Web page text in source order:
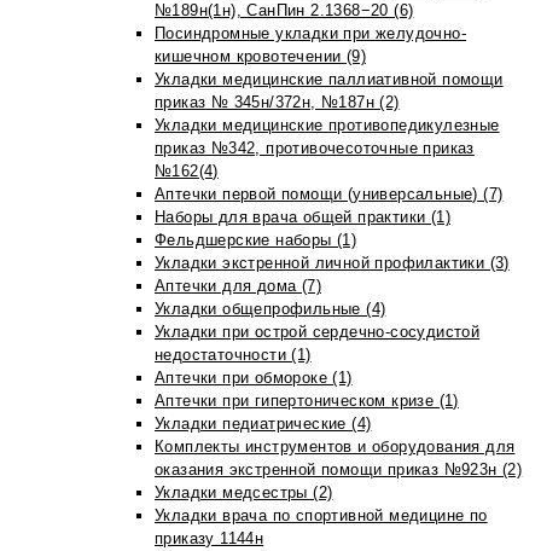
№189н(1н), СанПин 2.1368−20 (6)
Посиндромные укладки при желудочно-
кишечном кровотечении (9)
Укладки медицинские паллиативной помощи
приказ № 345н/372н, №187н (2)
Укладки медицинские противопедикулезные
приказ №342, противочесоточные приказ
№162(4)
Аптечки первой помощи (универсальные) (7)
Наборы для врача общей практики (1)
Фельдшерские наборы (1)
Укладки экстренной личной профилактики (3)
Аптечки для дома (7)
Укладки общепрофильные (4)
Укладки при острой сердечно-сосудистой
недостаточности (1)
Аптечки при обмороке (1)
Аптечки при гипертоническом кризе (1)
Укладки педиатрические (4)
Комплекты инструментов и оборудования для
оказания экстренной помощи приказ №923н (2)
Укладки медсестры (2)
Укладки врача по спортивной медицине по
приказу 1144н